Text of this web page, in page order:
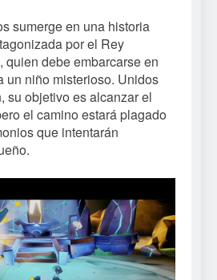
sumerge en una historia
por el Rey
quien debe embarcarse en
un niño misterioso. Unidos
su objetivo es alcanzar el
el camino estará plagado
que intentarán